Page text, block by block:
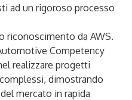
ad un rigoroso processo
riconoscimento da AWS.
Competency
realizzare progetti
dimostrando
mercato in rapida